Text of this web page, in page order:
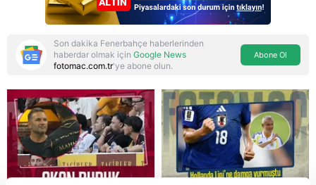
Reddet
Son dakika Fenerbahçe haberlerinden
haberdar olmak için Google News
fotomac.com.tr'ye abone olun.
Abone Ol